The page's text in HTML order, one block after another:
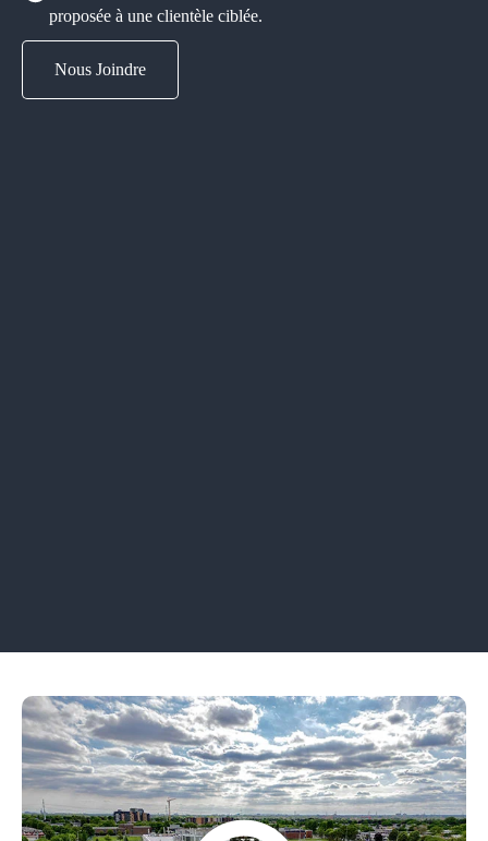
proposée à une clientèle ciblée.
Nous Joindre